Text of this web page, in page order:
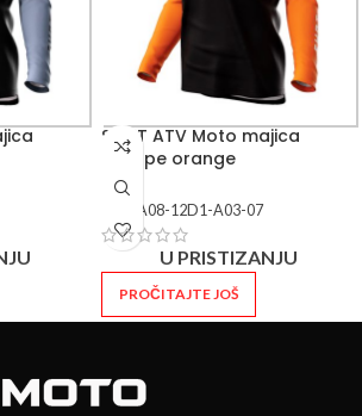
SHOT ATV Moto majica
escape orange
A08-12D1-A03-07
U PRISTIZANJU
PROČITAJTE JOŠ